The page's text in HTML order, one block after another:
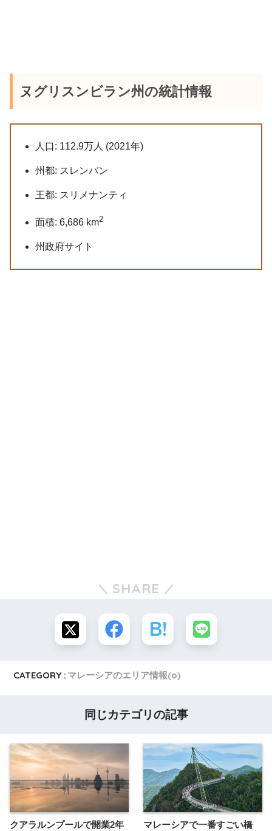
ヌグリスンビラン州の統計情報
人口: 112.9万人 (2021年)
州都: スレンバン
王都: スリメナンティ
面積: 6,686 km2
州政府サイト
SHARE
CATEGORY : マレーシアのエリア情報(o)
同じカテゴリの記事
クアラルンプールで開業2年
マレーシアで一番すごい橋